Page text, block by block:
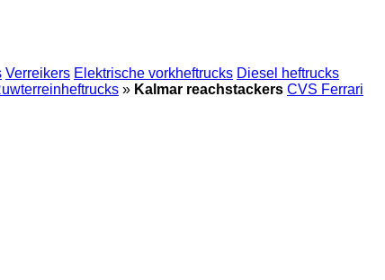
Verreikers Elektrische vorkheftrucks Diesel heftrucks
» Kalmar reachstackers CVS Ferrari